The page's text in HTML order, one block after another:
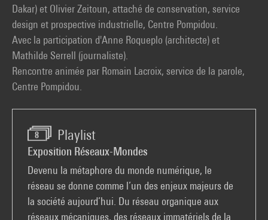
Dakar) et Olivier Zeitoun, attaché de conservation, service
design et prospective industrielle, Centre Pompidou.
Avec la participation d'Anne Roqueplo (architecte) et
Mathilde Serrell (journaliste).
Rencontre animée par Romain Lacroix, service de la parole,
Centre Pompidou.
8 Playlist
Exposition Réseaux-Mondes
Devenu la métaphore du monde numérique, le
réseau se donne comme l’un des enjeux majeurs de
la société aujourd’hui. Du réseau organique aux
réseaux mécaniques, des réseaux immatériels de la